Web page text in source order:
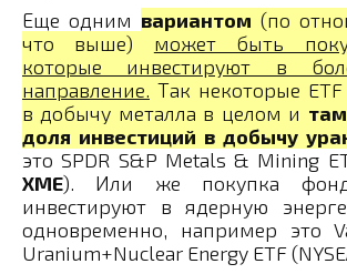
Еще одним вариантом (по
что выше) может быть
которые инвестируют в
направление. Так некоторые
в добычу металла в целом и
доля инвестиций в добычу
это SPDR S&P Metals & Mining
XME). Или же покупка
инвестируют в ядерную
одновременно, например это
Uranium+Nuclear Energy ETF